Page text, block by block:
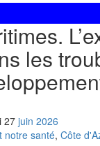
les
27 juin 2026
notre santé, Côte